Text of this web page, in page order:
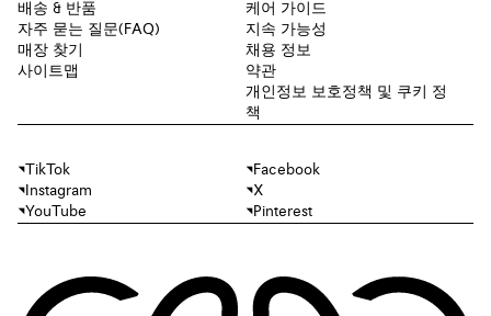
배송 & 반품
자주 묻는 질문(FAQ)
매장 찾기
사이트맵
케어 가이드
지속 가능성
채용 정보
약관
개인정보 보호정책 및 쿠키 정
책
TikTok
Facebook
Instagram
X
YouTube
Pinterest